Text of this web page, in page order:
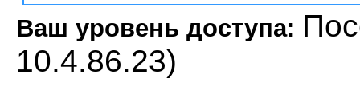
Ваш уровень доступа:
10.4.86.23)